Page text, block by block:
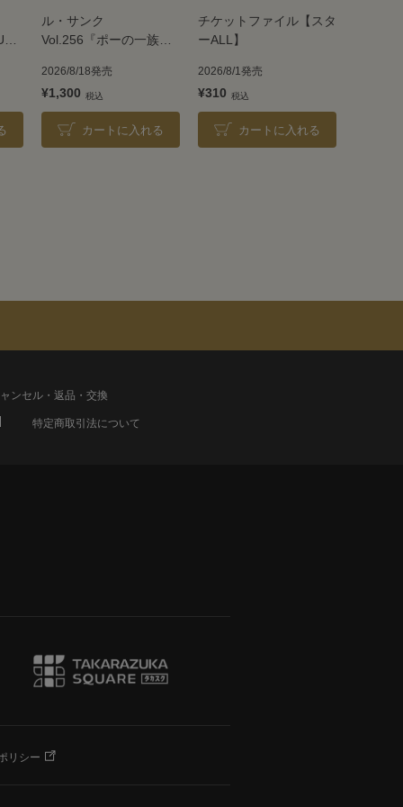
ル・サンク
Vol.256『ポーの一族』
2026/8/18発売
¥1,300
カートに入れる
チケットファイル【スタ
ーALL】
2026/8/1発売
¥310
カートに入れる
ンセル・返品・交換
特定商取引法について
リシー